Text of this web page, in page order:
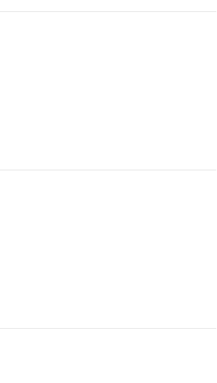
столице с 26 сентября по 1
дизайнеры, коллекции
в 2011 году и расположенная в
компанией, объединяющей
локальных